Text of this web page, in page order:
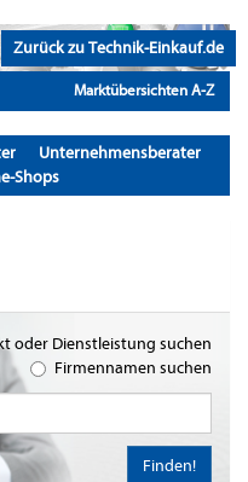
Zurück zu Technik-Einkauf.de
Marktübersichten A-Z
Unternehmensberater
Shops
oder Dienstleistung suchen
Firmennamen suchen
Finden!